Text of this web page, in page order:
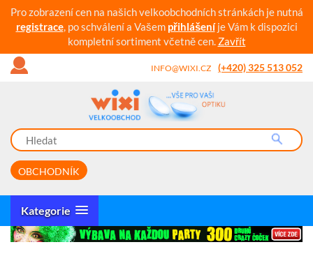
Pro zobrazení cen na našich velkoobchodních stránkách je nutná
registrace, po schválení a Vašem přihlášeníje Vám k dispozici
kompletní sortiment včetně cen. Zavřít
INFO@WIXI.CZ (+420) 325 513 052
OBCHODNÍK
Kategorie